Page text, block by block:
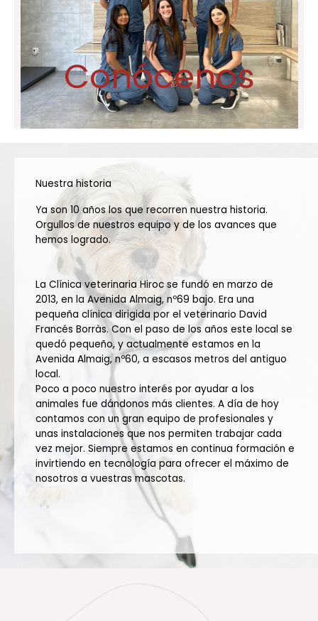
Conócenos
Nuestra historia
Ya son 10 años los que recorren nuestra historia.
Orgullos de nuestros equipo y de los avances que
hemos logrado.
La Clínica veterinaria Hiroc se fundó en marzo de
2013, en la Avenida Almaig, nº69 bajo. Era una
pequeña clínica dirigida por el veterinario David
Francés Borràs. Con el paso de los años este local se
quedó pequeño, y actualmente estamos en la
Avenida Almaig, nº60, a escasos metros del antiguo
local.
Poco a poco nuestro interés por ayudar a los
animales fue dándonos más clientes. A día de hoy
contamos con un gran equipo de profesionales y
unas instalaciones que nos permiten trabajar cada
vez mejor. Siempre estamos en continua formación e
invirtiendo en tecnología para ofrecer el máximo de
nosotros a vuestras mascotas.